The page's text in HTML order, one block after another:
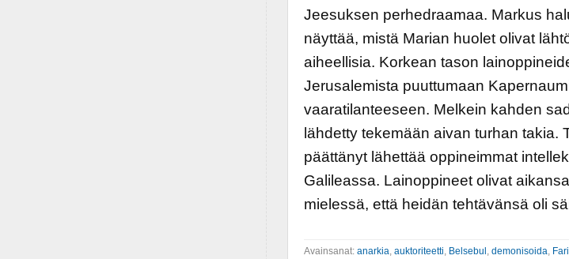
Jeesuksen perhedraamaa. Markus
näyttää, mistä Marian huolet olivat
aiheellisia. Korkean tason
Jerusalemista puuttumaan
vaaratilanteeseen. Melkein kahden
lähdetty tekemään aivan turhan takia.
päättänyt lähettää oppineimmat
Galileassa. Lainoppineet olivat
mielessä, että heidän tehtävänsä oli
Avainsanat: anarkia auktoriteetti Belsebul demonisoida